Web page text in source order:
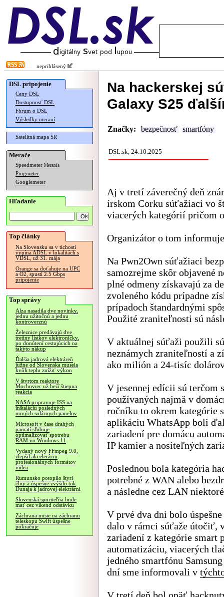
neprihlásený
DSL pripojenie
Ceny DSL
Dostupnosť DSL
Fórum o DSL
Výsledky meraní
Satelitná mapa SR
Merače
Speedmeter Merania
Pingmeter
Googlemeter
Hľadanie
Top články
Na Slovensku sa v tichosti
vypína ADSL v lokalitách s
VDSL, už 31. mája
Orange sa doťahuje na UPC
a O2, spustí 2.5 Gbps
pripojenie
Top správy
Alza nasadila dve novinky,
jednu užitočnú a jednu
kontroverznú
Železnice predávajú dve
tretiny lístkov elektronicky,
po donútení cestujúcich na
takýto nákup
Ďalšia jadrová elektráreň
južne od Slovenska musela
kvôli teplu znížiť výkon
V štvrtom reaktore
Mochoviec už beží štiepna
reakcia
NASA pripravuje ISS na
inštaláciu posledných
nových solárnych panelov
Microsoft v čase drahých
pamätí sľubuje
optimalizovať spotrebu
RAM vo Windows 11
Vydaný nový FFmpeg 9.0,
zlepšil akceleráciu
profesionálnych formátov
videa
Rumunsko potopilo štyri
člny a úspešne zvýšilo tok
Dunaja k jadrovej elektrárni
Slovenská sporiteľňa bude
mať cez víkend odstávku
Záchrana misie na záchranu
teleskopu Swift úspešne
pokračuje
Na hackerskej
Galaxy S25
Značky: bezpečnosť smartfóny
DSL.sk, 24.10.2025
Aj v tretí záverečný deň
írskom Corku súťažiaci vo
viacerých kategórií pričom
Organizátor o tom
Na Pwn2Own súťažiaci
samozrejme skôr objavené
plné odmeny získavajú za
zvoleného kódu prípadne
prípadoch štandardnými
Použité zraniteľnosti sú
V aktuálnej súťaži použili
neznámych zraniteľností a
ako milión a 24-tisíc
V jesennej edícii sú terčom
používaných najmä v
ročníku to okrem kategórie
aplikáciu WhatsApp boli
zariadení pre domácu
IP kamier a nositeľných
Poslednou bola kategória
potrebné z WAN alebo
a následne cez LAN
V prvé dva dni bolo
dalo v rámci súťaže útočiť,
zariadení z kategórie smart
automatizáciu, viacerých
jedného smartfónu
dní sme informovali v